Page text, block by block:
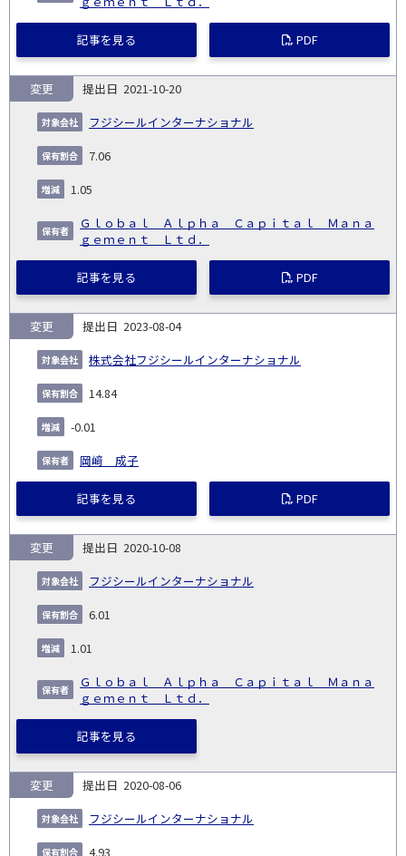
記事を見る PDF
2021-10-20
フジシールインターナショナル
変更
7.06
1.05
Ｇｌｏｂａｌ Ａｌｐｈａ Ｃａｐｉｔａｌ Ｍａｎａ
ｇｅｍｅｎｔ Ｌｔｄ．
記事を見る PDF
2023-08-04
株式会社フジシールインターナショナル
変更
14.84
-0.01
岡﨑 成子
記事を見る PDF
2020-10-08
フジシールインターナショナル
変更
6.01
1.01
Ｇｌｏｂａｌ Ａｌｐｈａ Ｃａｐｉｔａｌ Ｍａｎａ
ｇｅｍｅｎｔ Ｌｔｄ．
記事を見る
2020-08-06
フジシールインターナショナル
変更
4.93